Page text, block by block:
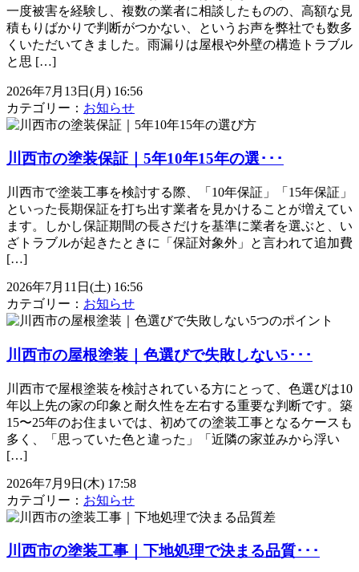
一度被害を経験し、複数の業者に相談したものの、高額な見
積もりばかりで判断がつかない、というお声を弊社でも数多
くいただいてきました。雨漏りは屋根や外壁の構造トラブル
と思 […]
2026年7月13日(月) 16:56
カテゴリー： お知らせ
川西市の塗装保証｜5年10年15年の選･･･
川西市で塗装工事を検討する際、「10年保証」「15年保証」
といった長期保証を打ち出す業者を見かけることが増えてい
ます。しかし保証期間の長さだけを基準に業者を選ぶと、い
ざトラブルが起きたときに「保証対象外」と言われて追加費
[…]
2026年7月11日(土) 16:56
カテゴリー： お知らせ
川西市の屋根塗装｜色選びで失敗しない5･･･
川西市で屋根塗装を検討されている方にとって、色選びは10
年以上先の家の印象と耐久性を左右する重要な判断です。築
15〜25年のお住まいでは、初めての塗装工事となるケースも
多く、「思っていた色と違った」「近隣の家並みから浮い
[…]
2026年7月9日(木) 17:58
カテゴリー： お知らせ
川西市の塗装工事｜下地処理で決まる品質･･･